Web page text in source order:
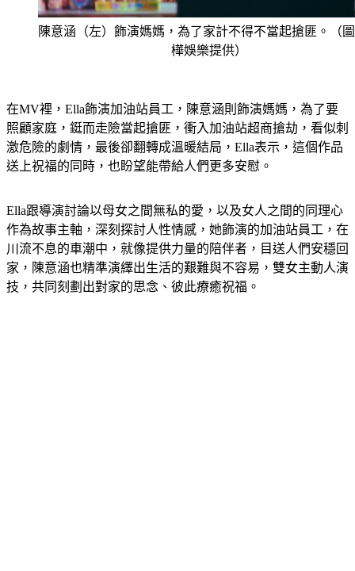
陳意涵（左）飾演媽媽，為了家計不得不當起搶匪。（
樺娛樂提供）
在MV裡，Ella飾演加油站員工，陳意涵則飾演媽媽，為了要
照顧家庭，鋌而走險當起搶匪，衝入加油站超商搶劫，看似刺
激危險的劇情，最後卻翻轉成溫暖結局，Ella表示，這個作品
送上祝福的同時，也盼望能帶給人們更多安慰。
Ella跟導演討論以母女之間無私的愛，以及女人之間的同理心
作為故事主軸，深刻探討人性情感，她飾演的加油站員工，在
川流不息的車潮中，就像提供力量的陪伴者，目送人們安穩回
家，陳意涵也精準演繹出生活的艱難與不容易，雙女主動人演
技，共同刻劃出對家的思念、彼此療癒祝福。